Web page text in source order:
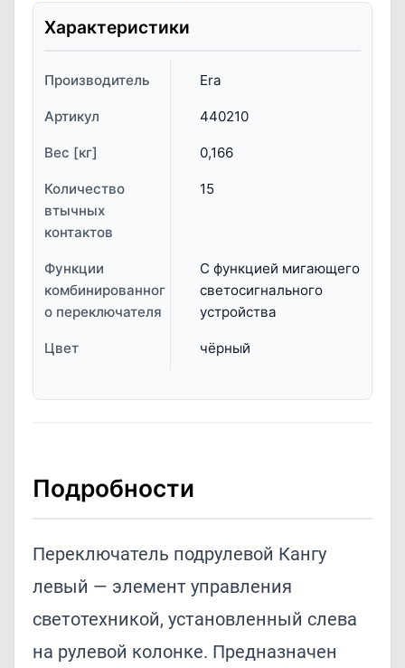
Характеристики
Производитель Era
Артикул 440210
Вес [кг] 0,166
Количество
втычных
контактов
15
Функции
комбинированног
о переключателя
С функцией мигающего
светосигнального
устройства
Цвет чёрный
Подробности
Переключатель подрулевой Кангу
левый — элемент управления
светотехникой, установленный слева
на рулевой колонке. Предназначен